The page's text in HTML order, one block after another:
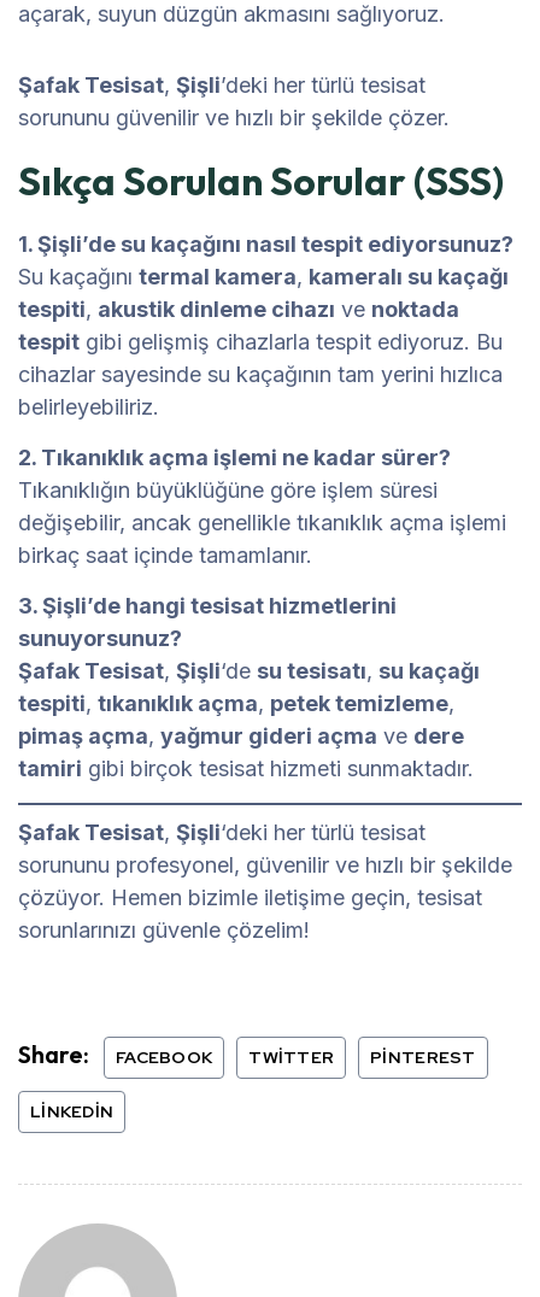
açarak, suyun düzgün akmasını sağlıyoruz.
Şafak Tesisat, Şişli’deki her türlü tesisat
sorununu güvenilir ve hızlı bir şekilde çözer.
Sıkça Sorulan Sorular (SSS)
1. Şişli’de su kaçağını nasıl tespit ediyorsunuz?
Su kaçağını termal kamera, kameralı su kaçağı
tespiti, akustik dinleme cihazı ve noktada
tespit gibi gelişmiş cihazlarla tespit ediyoruz. Bu
cihazlar sayesinde su kaçağının tam yerini hızlıca
belirleyebiliriz.
2. Tıkanıklık açma işlemi ne kadar sürer?
Tıkanıklığın büyüklüğüne göre işlem süresi
değişebilir, ancak genellikle tıkanıklık açma işlemi
birkaç saat içinde tamamlanır.
3. Şişli’de hangi tesisat hizmetlerini
sunuyorsunuz?
Şafak Tesisat, Şişli‘de su tesisatı, su kaçağı
tespiti, tıkanıklık açma, petek temizleme,
pimaş açma, yağmur gideri açma ve dere
tamiri gibi birçok tesisat hizmeti sunmaktadır.
Şafak Tesisat, Şişli‘deki her türlü tesisat
sorununu profesyonel, güvenilir ve hızlı bir şekilde
çözüyor. Hemen bizimle iletişime geçin, tesisat
sorunlarınızı güvenle çözelim!
Share: FACEBOOK TWITTER PINTEREST
LINKEDIN